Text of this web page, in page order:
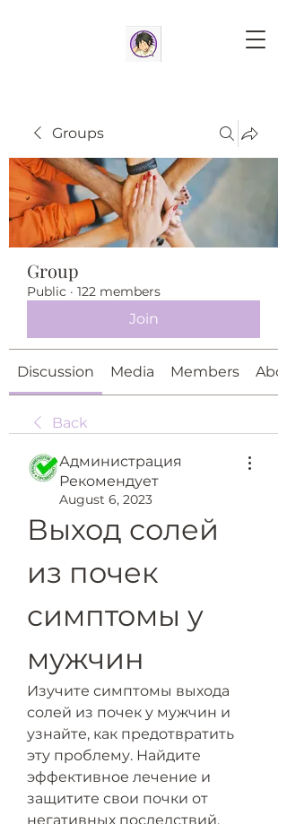
Groups
Group
Public · 122 members
Join
Discussion Media Members
Back
Администрация
Рекомендует
August 6, 2023
Выход солей
из почек
симптомы у
мужчин
Изучите симптомы выхода
солей из почек у мужчин и
узнайте, как предотвратить
эту проблему. Найдите
эффективное лечение и
защитите свои почки от
негативных последствий.